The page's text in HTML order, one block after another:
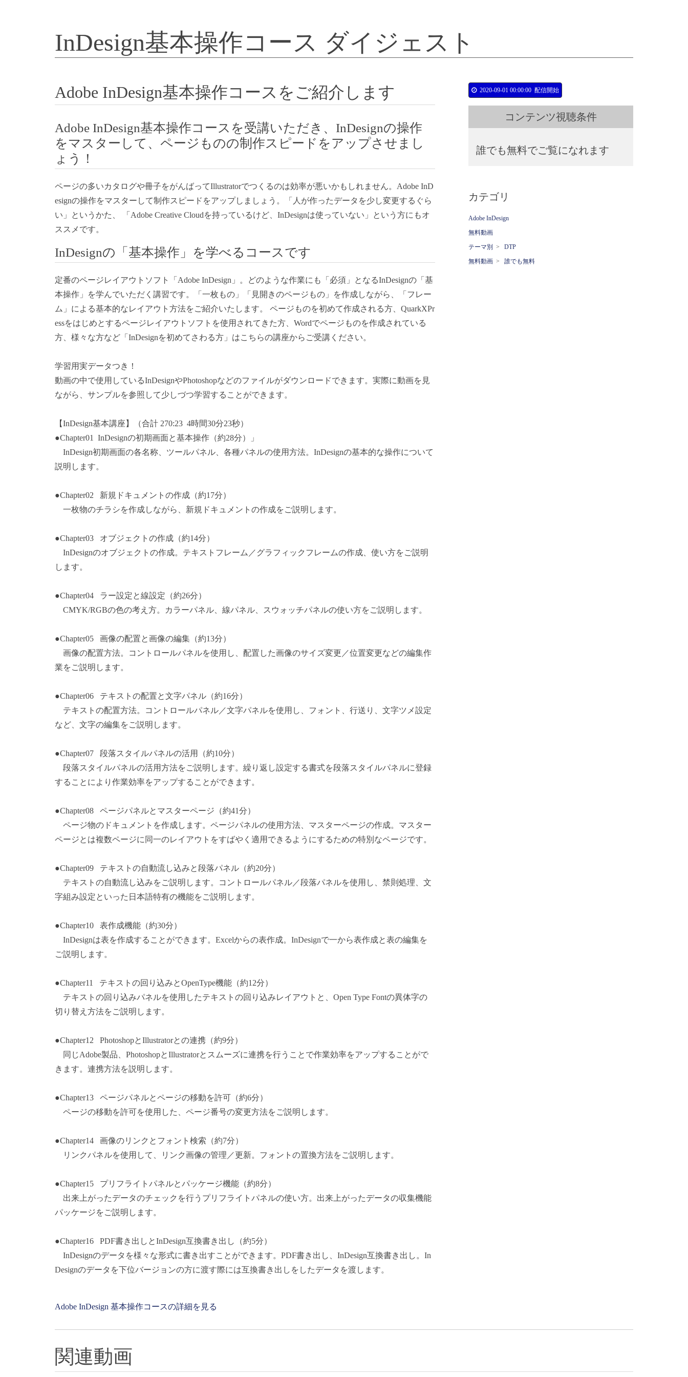
InDesign基本操作コース ダイジェスト
Adobe InDesign基本操作コースをご紹介します
Adobe InDesign基本操作コースを受講いただき、InDesignの操作
をマスターして、ページものの制作スピードをアップさせまし
ょう！
ページの多いカタログや冊子をがんばってIllustratorでつくるのは効率が悪いかもしれません。Adobe InD
esignの操作をマスターして制作スピードをアップしましょう。「人が作ったデータを少し変更するぐら
い」というかた、 「Adobe Creative Cloudを持っているけど、InDesignは使っていない」という方にもオ
ススメです。
InDesignの「基本操作」を学べるコースです
定番のページレイアウトソフト「Adobe InDesign」。どのような作業にも「必須」となるInDesignの「基
本操作」を学んでいただく講習です。「一枚もの」「見開きのページもの」を作成しながら、「フレー
ム」による基本的なレイアウト方法をご紹介いたします。 ページものを初めて作成される方、QuarkXPr
essをはじめとするページレイアウトソフトを使用されてきた方、Wordでページものを作成されている
方、様々な方など「InDesignを初めてさわる方」はこちらの講座からご受講ください。
学習用実データつき！
動画の中で使用しているInDesignやPhotoshopなどのファイルがダウンロードできます。実際に動画を見
ながら、サンプルを参照して少しづつ学習することができます。
【InDesign基本講座】（合計 270:23 4時間30分23秒）
●Chapter01 InDesignの初期画面と基本操作（約28分）」
InDesign初期画面の各名称、ツールパネル、各種パネルの使用方法。InDesignの基本的な操作について
説明します。
●Chapter02 新規ドキュメントの作成（約17分）
一枚物のチラシを作成しながら、新規ドキュメントの作成をご説明します。
●Chapter03 オブジェクトの作成（約14分）
InDesignのオブジェクトの作成。テキストフレーム／グラフィックフレームの作成、使い方をご説明
します。
●Chapter04 ラー設定と線設定（約26分）
CMYK/RGBの色の考え方。カラーパネル、線パネル、スウォッチパネルの使い方をご説明します。
●Chapter05 画像の配置と画像の編集（約13分）
画像の配置方法。コントロールパネルを使用し、配置した画像のサイズ変更／位置変更などの編集作
業をご説明します。
●Chapter06 テキストの配置と文字パネル（約16分）
テキストの配置方法。コントロールパネル／文字パネルを使用し、フォント、行送り、文字ツメ設定
など、文字の編集をご説明します。
●Chapter07 段落スタイルパネルの活用（約10分）
段落スタイルパネルの活用方法をご説明します。繰り返し設定する書式を段落スタイルパネルに登録
することにより作業効率をアップすることができます。
●Chapter08 ページパネルとマスターページ（約41分）
ページ物のドキュメントを作成します。ページパネルの使用方法、マスターページの作成。マスター
ページとは複数ページに同一のレイアウトをすばやく適用できるようにするための特別なページです。
●Chapter09 テキストの自動流し込みと段落パネル（約20分）
テキストの自動流し込みをご説明します。コントロールパネル／段落パネルを使用し、禁則処理、文
字組み設定といった日本語特有の機能をご説明します。
●Chapter10 表作成機能（約30分）
InDesignは表を作成することができます。Excelからの表作成。InDesignで一から表作成と表の編集を
ご説明します。
●Chapter11 テキストの回り込みとOpenType機能（約12分）
テキストの回り込みパネルを使用したテキストの回り込みレイアウトと、Open Type Fontの異体字の
切り替え方法をご説明します。
●Chapter12 PhotoshopとIllustratorとの連携（約9分）
同じAdobe製品、PhotoshopとIllustratorとスムーズに連携を行うことで作業効率をアップすることがで
きます。連携方法を説明します。
●Chapter13 ページパネルとページの移動を許可（約6分）
ページの移動を許可を使用した、ページ番号の変更方法をご説明します。
●Chapter14 画像のリンクとフォント検索（約7分）
リンクパネルを使用して、リンク画像の管理／更新。フォントの置換方法をご説明します。
●Chapter15 プリフライトパネルとパッケージ機能（約8分）
出来上がったデータのチェックを行うプリフライトパネルの使い方。出来上がったデータの収集機能
パッケージをご説明します。
●Chapter16 PDF書き出しとInDesign互換書き出し（約5分）
InDesignのデータを様々な形式に書き出すことができます。PDF書き出し、InDesign互換書き出し。In
Designのデータを下位バージョンの方に渡す際には互換書き出しをしたデータを渡します。
Adobe InDesign 基本操作コースの詳細を見る
2020-09-01 00:00:00 配信開始
コンテンツ視聴条件
誰でも無料でご覧になれます
カテゴリ
Adobe InDesign
無料動画
テーマ別
>DTP
無料動画 >誰でも無料
関連動画